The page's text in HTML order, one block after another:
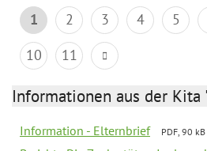
1 2 3 4 5
10
11
Informationen aus der
Information - Elternbrief PDF, 90 kB